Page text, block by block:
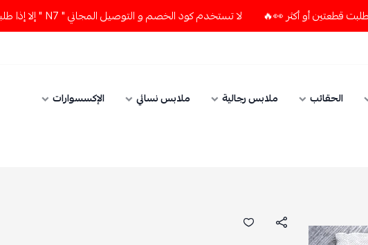
لا تستخدم كود الخصم و التوصيل المجاني " N7 " إلا إذا طلبت قطعتين أو أكثر 👀🔥
الحقائب ملابس رجالية ملابس نسائي
الإكسسوارات